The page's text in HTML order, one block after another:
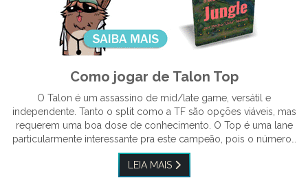
Como jogar de Talon Top
O Talon é um assassino de mid/late game, versátil e
independente. Tanto o split como a TF são opções viáveis, mas
requerem uma boa dose de conhecimento. O Top é uma lane
particularmente interessante pra este campeão, pois o número…
LEIA MAIS